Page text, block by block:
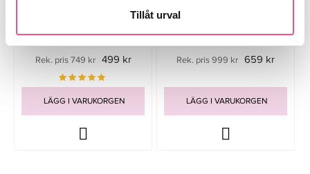
Tillåt urval
Jessica Simpson Fancy EdP
Rek. pris 749 kr 499 kr
LÄGG I VARUKORGEN
Kenzo Flower Edp 100ml
Rek. pris 999 kr 659 kr
LÄGG I VARUKORGEN